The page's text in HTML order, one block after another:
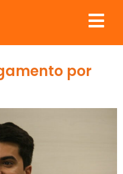
por